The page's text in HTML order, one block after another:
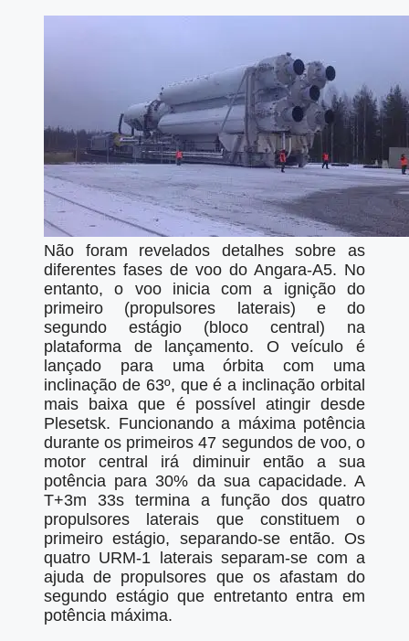
Não foram revelados detalhes sobre as
diferentes fases de voo do Angara-A5. No
entanto, o voo inicia com a ignição do
primeiro (propulsores laterais) e do
segundo estágio (bloco central) na
plataforma de lançamento. O veículo é
lançado para uma órbita com uma
inclinação de 63º, que é a inclinação orbital
mais baixa que é possível atingir desde
Plesetsk. Funcionando a máxima potência
durante os primeiros 47 segundos de voo, o
motor central irá diminuir então a sua
potência para 30% da sua capacidade. A
T+3m 33s termina a função dos quatro
propulsores laterais que constituem o
primeiro estágio, separando-se então. Os
quatro URM-1 laterais separam-se com a
ajuda de propulsores que os afastam do
segundo estágio que entretanto entra em
potência máxima.